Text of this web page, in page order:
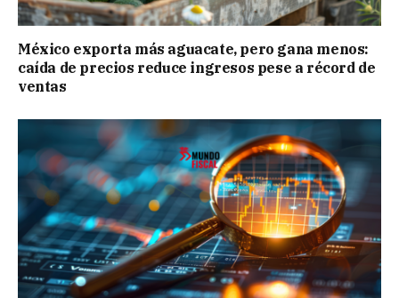
México exporta más aguacate, pero gana menos:
caída de precios reduce ingresos pese a récord de
ventas